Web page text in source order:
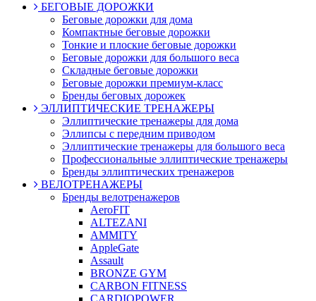
БЕГОВЫЕ ДОРОЖКИ
Беговые дорожки для дома
Компактные беговые дорожки
Тонкие и плоские беговые дорожки
Беговые дорожки для большого веса
Складные беговые дорожки
Беговые дорожки премиум-класс
Бренды беговых дорожек
ЭЛЛИПТИЧЕСКИЕ ТРЕНАЖЕРЫ
Эллиптические тренажеры для дома
Эллипсы с передним приводом
Эллиптические тренажеры для большого веса
Профессиональные эллиптические тренажеры
Бренды эллиптических тренажеров
ВЕЛОТРЕНАЖЕРЫ
Бренды велотренажеров
AeroFIT
ALTEZANI
AMMITY
AppleGate
Assault
BRONZE GYM
CARBON FITNESS
CARDIOPOWER